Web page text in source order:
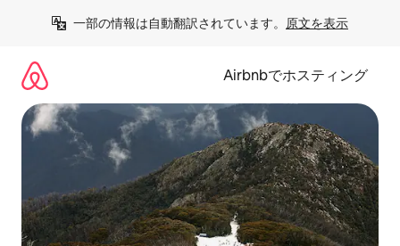
一部の情報は自動翻訳されています。 原文を表示
Airbnbでホスティング